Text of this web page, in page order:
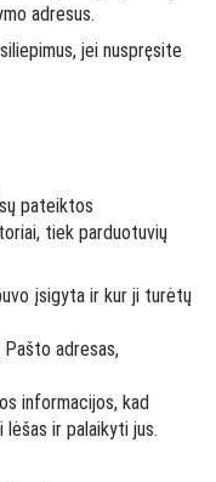
adresus.
jei nuspręsite
pateiktos
tiek parduotuvių
įsigyta ir kur ji turėtų
Pašto adresas,
informacijos, kad
ir palaikyti jus.